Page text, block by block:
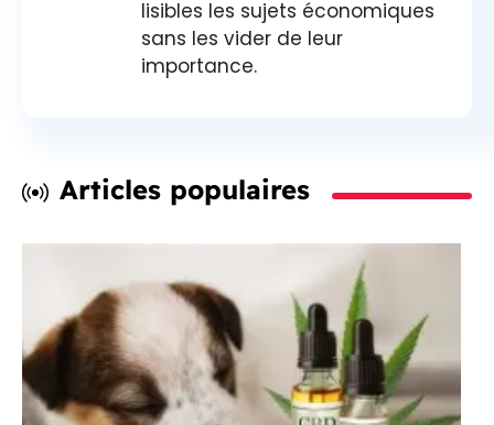
lisibles les sujets économiques
sans les vider de leur
importance.
Articles populaires